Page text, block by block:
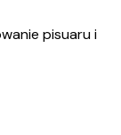
pisuaru i